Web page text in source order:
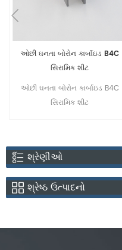
ઓછી ઘનતા બોરોન કાર્બાઇડ B4C
સિરામિક શીટ
ઓછી ઘનતા બોરોન કાર્બાઇડ B4C
સિરામિક શીટ
શ્રેણીઓ
શ્રેષ્ઠ ઉત્પાદનો